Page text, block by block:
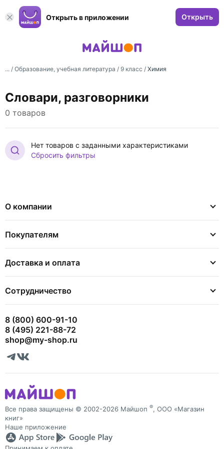
Открыть в приложении Открыть
... / Образование, учебная литература / 9 класс / Химия
Словари, разговорники
0 товаров
Нет товаров с заданными характеристиками
Сбросить фильтры
О компании
Покупателям
Доставка и оплата
Сотрудничество
8 (800) 600-91-10
8 (495) 221-88-72
shop@my-shop.ru
Все права защищены © 2002-2026 Майшоп ®, ООО «Магазин
книг»
Наше приложение